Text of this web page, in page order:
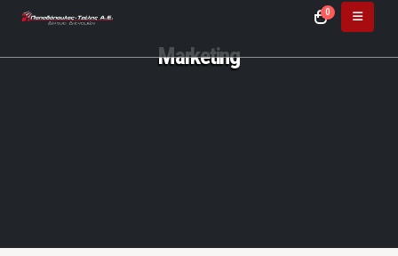
0
Marketing